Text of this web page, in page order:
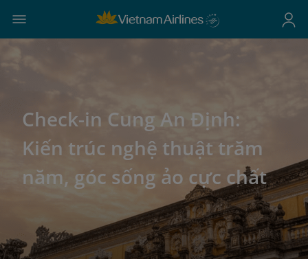
Check-in Cung An Định:
Kiến trúc nghệ thuật trăm
năm, góc sống ảo cực chất